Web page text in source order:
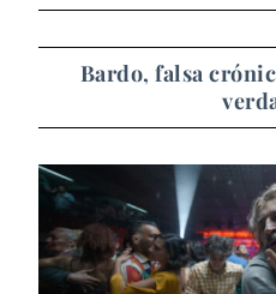
Bardo, falsa